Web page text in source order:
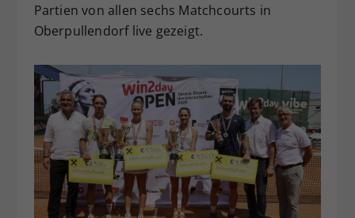
Partien von allen sechs Matchcourts in
Oberpullendorf live gezeigt.